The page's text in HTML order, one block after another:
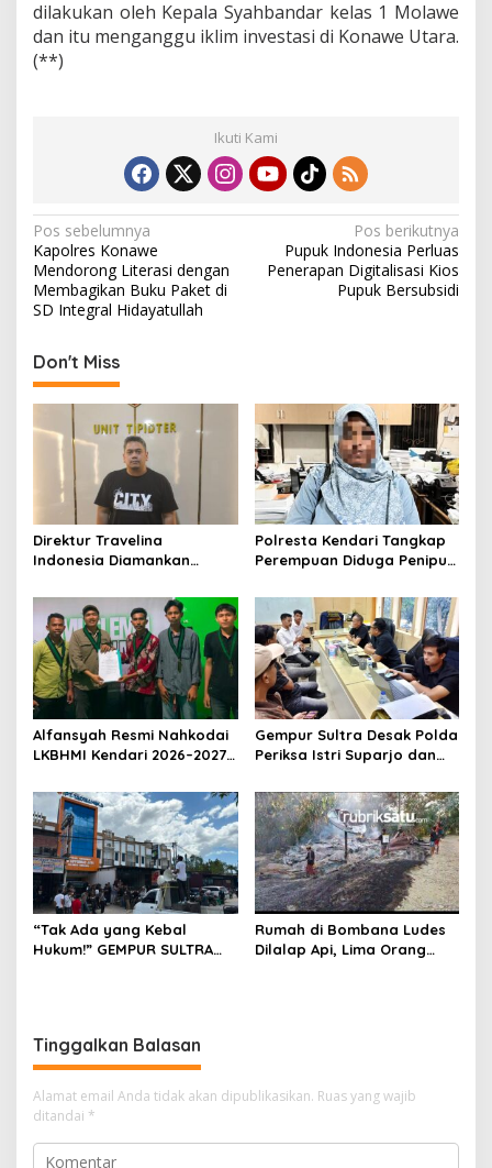
dilakukan oleh Kepala Syahbandar kelas 1 Molawe
dan itu menganggu iklim investasi di Konawe Utara.
(**)
Ikuti Kami
N
a
v
i
g
a
s
s
Pos sebelumnya
Kapolres Konawe
Mendorong Literasi dengan
Membagikan Buku Paket di
SD Integral Hidayatullah
Pos berikutnya
Pupuk Indonesia Perluas
Penerapan Digitalisasi Kios
Pupuk Bersubsidi
Don't Miss
Direktur Travelina
Indonesia Diamankan
Penelantaran Jemaah
Umrah Masuk Babak Baru
Polresta Kendari Tangkap
Perempuan Diduga Penipu
Rp588,1 Juta
Alfansyah Resmi Nahkodai
LKBHMI Kendari 2026–2027,
Hukum
Gempur Sultra Desak Polda
Periksa Istri Suparjo dan
Kasus Tambang Ilegal
“Tak Ada yang Kebal
Hukum!” GEMPUR SULTRA
Rumah di Bombana Ludes
Dilalap Api, Lima Orang
Tinggalkan Balasan
Alamat email Anda tidak akan dipublikasikan. Ruas yang wajib
ditandai *